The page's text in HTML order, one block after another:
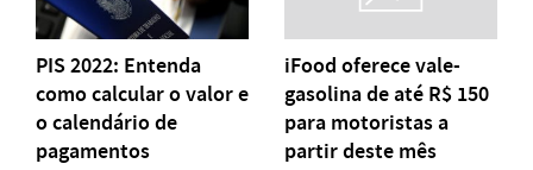
PIS 2022: Entenda
como calcular o valor e
o calendário de
pagamentos
iFood oferece vale-
gasolina de até R$ 150
para motoristas a
partir deste mês